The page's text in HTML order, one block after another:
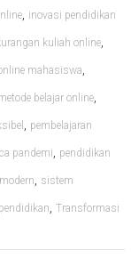
, inovasi pendidikan
kuliah online,
mahasiswa,
belajar online,
, pembelajaran
pandemi, pendidikan
, sistem
, Transformasi